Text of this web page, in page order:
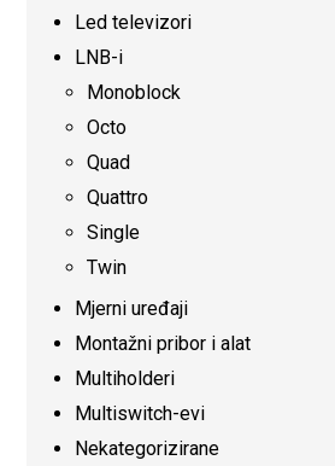
Led televizori
LNB-i
Monoblock
Octo
Quad
Quattro
Single
Twin
Mjerni uređaji
Montažni pribor i alat
Multiholderi
Multiswitch-evi
Nekategorizirane